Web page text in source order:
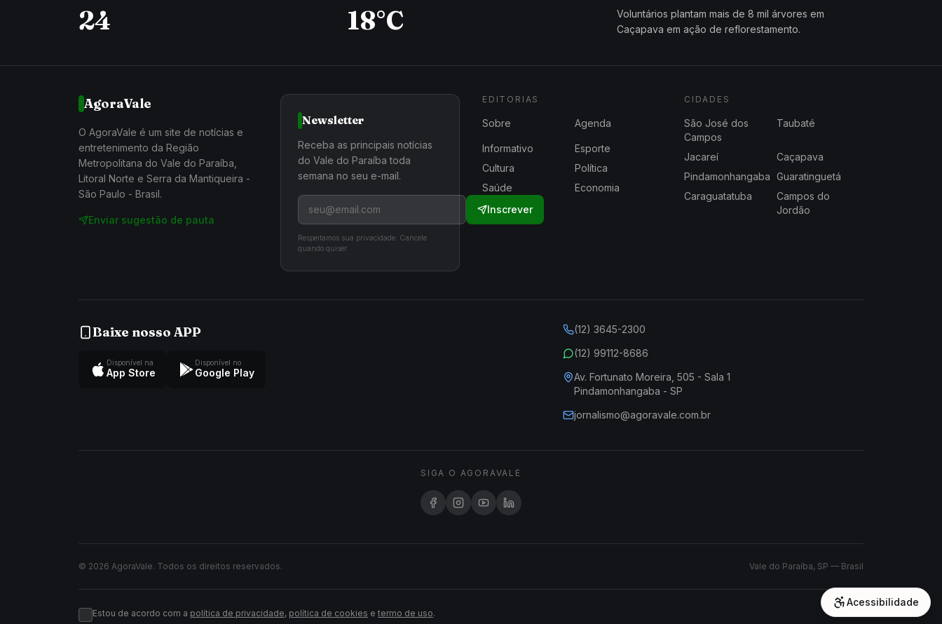
24 18°C
Voluntários plantam mais de 8 mil árvores em
Caçapava em ação de reflorestamento.
AgoraVale
O AgoraVale é um site de notícias e
entretenimento da Região
Metropolitana do Vale do Paraíba,
Litoral Norte e Serra da Mantiqueira -
São Paulo - Brasil.
Enviar sugestão de pauta
Newsletter
Receba as principais notícias
do Vale do Paraíba toda
semana no seu e-mail.
Inscrever
Respeitamos sua privacidade. Cancele
quando quiser.
EDITORIAS
Sobre Agenda
Informativo
Esporte
Cultura
Política
Saúde
Economia
CIDADES
São José dos
Campos
Taubaté
Jacareí
Caçapava
Pindamonhangaba Guaratinguetá
Caraguatatuba
Campos do
Jordão
Baixe nosso APP
Disponível na
App Store
Disponível no
Google Play
(12) 3645-2300
(12) 99112-8686
Av. Fortunato Moreira, 505 - Sala 1
Pindamonhangaba - SP
jornalismo@agoravale.com.br
SIGA O AGORAVALE
© 2026 AgoraVale. Todos os direitos reservados. Vale do Paraíba, SP — Brasil
Estou de acordo com a política de privacidade, política de cookies e termo de uso.
Acessibilidade